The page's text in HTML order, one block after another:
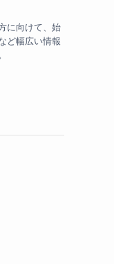
に向けて、始
ど幅広い情報